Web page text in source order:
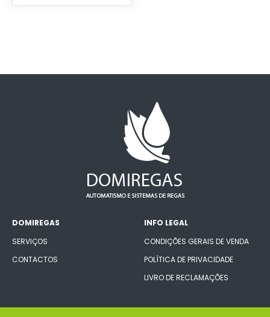
DOMIREGAS
SERVIÇOS
CONTACTOS
INFO LEGAL
CONDIÇÕES GERAIS DE VENDA
POLÍTICA DE PRIVACIDADE
LIVRO DE RECLAMAÇÕES
CONECTE-SE CONNOSCO